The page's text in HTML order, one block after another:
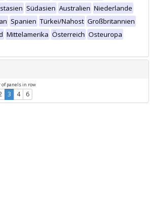
Südasien Australien Niederlande
Spanien Türkei/Nahost Großbritannien
Mittelamerika Österreich Osteuropa
of panels in row
3 4 6